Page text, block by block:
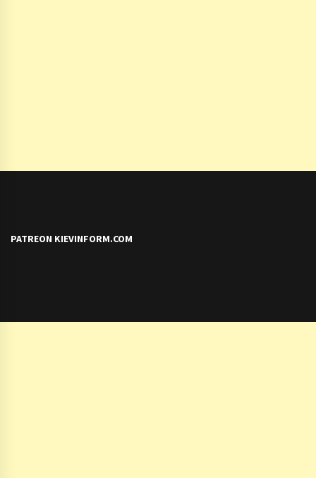
PATREON KIEVINFORM.COM